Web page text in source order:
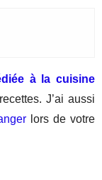
à la cuisine
J’ai aussi
lors de votre